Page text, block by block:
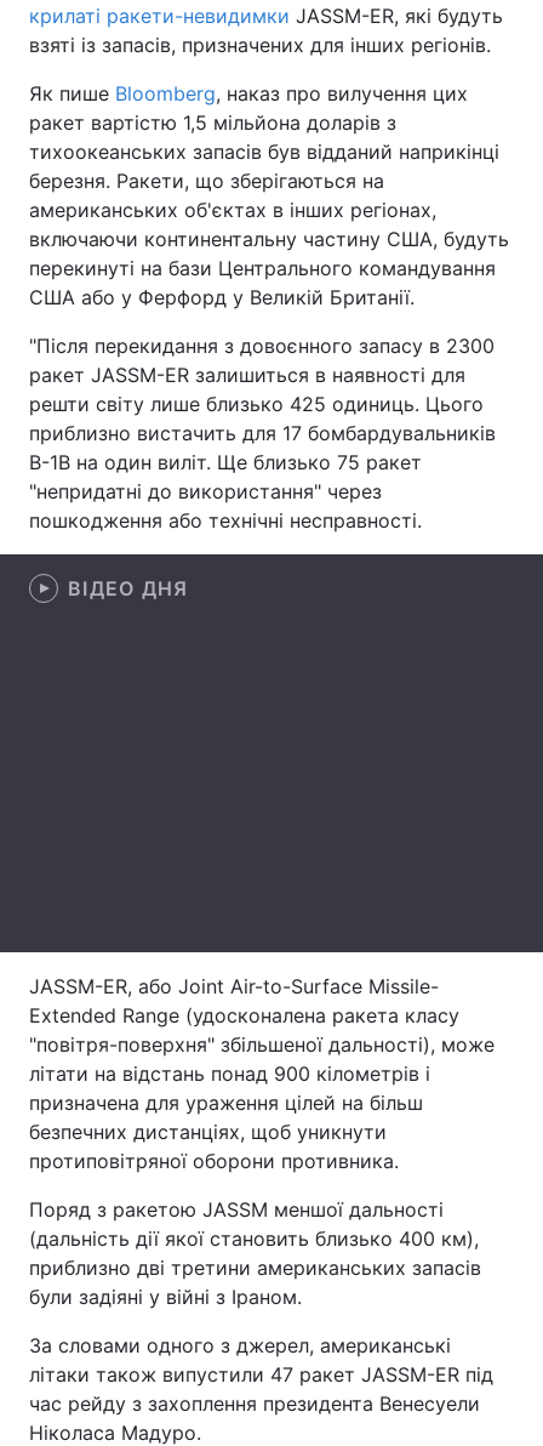
Економіка Світ
Спорт Наука
Техно і зв'язок Лайт
Зброя Інциденти
Туризм
Цікавинки Погода
Лонгріди
Відео з Youtube Статті
Архів
Тема оформлення
крилаті ракети-невидимки JASSM-ER, які будуть
взяті із запасів, призначених для інших регіонів.
Як пише Bloomberg, наказ про вилучення цих
ракет вартістю 1,5 мільйона доларів з
тихоокеанських запасів був відданий наприкінці
березня. Ракети, що зберігаються на
американських об'єктах в інших регіонах,
включаючи континентальну частину США, будуть
перекинуті на бази Центрального командування
США або у Ферфорд у Великій Британії.
"Після перекидання з довоєнного запасу в 2300
ракет JASSM-ER залишиться в наявності для
решти світу лише близько 425 одиниць. Цього
приблизно вистачить для 17 бомбардувальників
B-1B на один виліт. Ще близько 75 ракет
"непридатні до використання" через
пошкодження або технічні несправності.
ВІДЕО ДНЯ
JASSM-ER, або Joint Air-to-Surface Missile-
Extended Range (удосконалена ракета класу
"повітря-поверхня" збільшеної дальності), може
літати на відстань понад 900 кілометрів і
призначена для ураження цілей на більш
безпечних дистанціях, щоб уникнути
протиповітряної оборони противника.
Поряд з ракетою JASSM меншої дальності
(дальність дії якої становить близько 400 км),
приблизно дві третини американських запасів
були задіяні у війні з Іраном.
За словами одного з джерел, американські
літаки також випустили 47 ракет JASSM-ER під
час рейду з захоплення президента Венесуели
Ніколаса Мадуро.